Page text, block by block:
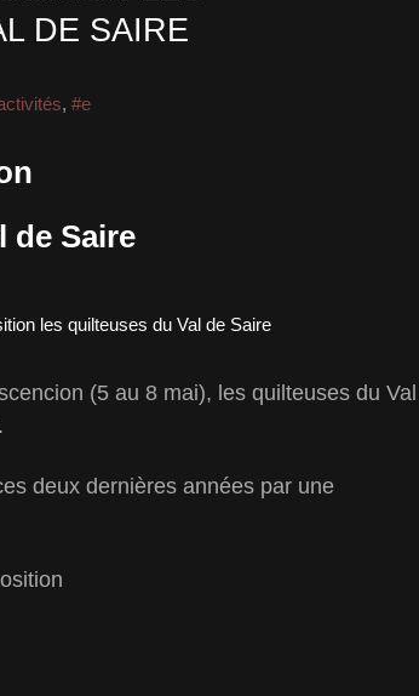
DE SAIRE
, #e
de Saire
(5 au 8 mai), les quilteuses du Val
deux dernières années par une